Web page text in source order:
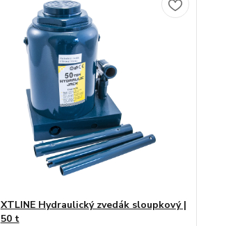
XTLINE Hydraulický zvedák sloupkový |
50 t